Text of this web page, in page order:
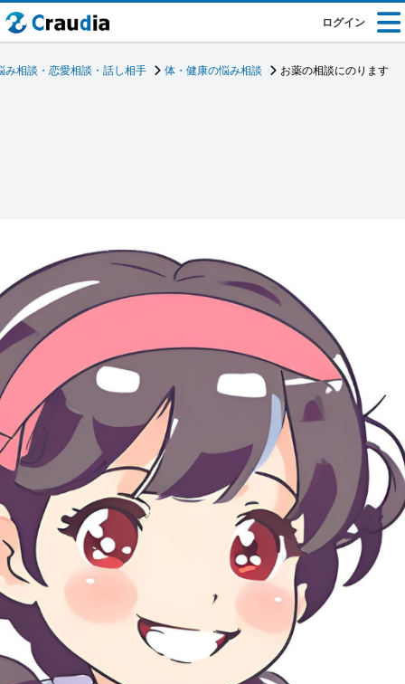
ログイン
み相談・恋愛相談・話し相手 体・健康の悩み相談 お薬の相談にのります